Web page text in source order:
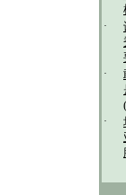
·
·
·